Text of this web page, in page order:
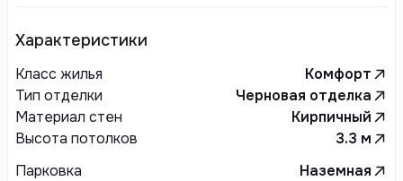
Продуманная архитектура и ландшафтный дизайн комплекса создают
уровень безопасности и комфорта. La Terrace идеально подходит для
тех, кто ценит стиль, качество и комфорт в каждом аспекте жизни.
Характеристики
Класс жилья
Комфорт
Тип отделки
Черновая отделка
Материал стен
Кирпичный
Высота потолков
3.3 м
Парковка
Наземная